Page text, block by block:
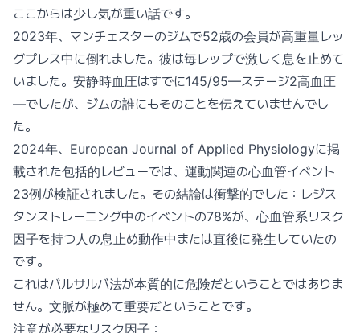
ここからは少し気が重い話です。
2023年、マンチェスターのジムで52歳の会員が高重量レッ
グプレス中に倒れました。彼は毎レップで激しく息を止めて
いました。安静時血圧はすでに145/95—ステージ2高血圧
—でしたが、ジムの誰にもそのことを伝えていませんでし
た。
2024年、European Journal of Applied Physiologyに掲
載された包括的レビューでは、運動関連の心血管イベント
23例が検証されました。その結論は衝撃的でした：レジス
タンストレーニング中のイベントの78%が、心血管系リスク
因子を持つ人の息止め動作中または直後に発生していたの
です。
これはバルサルバ法が本質的に危険だということではありま
せん。文脈が極めて重要だということです。
注意が必要なリスク因子：